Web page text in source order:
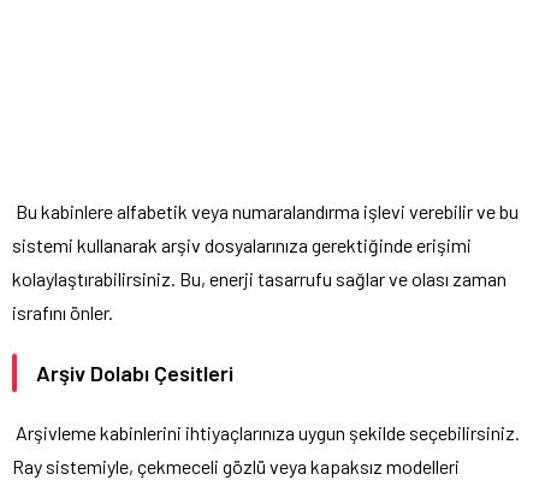
Bu kabinlere alfabetik veya numaralandırma işlevi verebilir ve bu
sistemi kullanarak arşiv dosyalarınıza gerektiğinde erişimi
kolaylaştırabilirsiniz. Bu, enerji tasarrufu sağlar ve olası zaman
israfını önler.
Arşiv Dolabı Çesitleri
Arşivleme kabinlerini ihtiyaçlarınıza uygun şekilde seçebilirsiniz.
Ray sistemiyle, çekmeceli gözlü veya kapaksız modelleri